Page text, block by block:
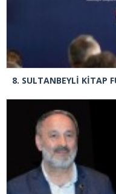
8. SULTANBEYLİ KİTAP